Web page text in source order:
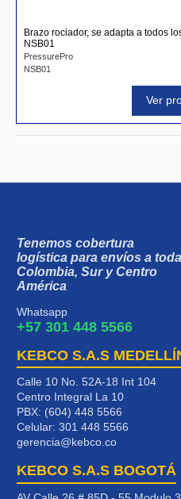
Brazo rociador, se adapta a todos
NSB01
PressurePro
NSB01
Ver
Tenemos cobertura
logística para envíos a toda
Colombia, Sur y Centro
América
Whatsapp
+57 301 448 5566
KEBCO S.A.S
Calle 10 No. 52A-18 Int 104
Centro Integral La 10
PBX: (604) 448 5566
Celular: 301 448 5566
gerencia@kebco.co
KEBCO S.A.S BOGOTÁ